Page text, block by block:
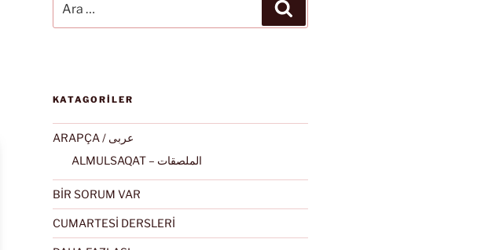
KATAGORİLER
ARAPÇA / عربى
ALMULSAQAT – الملصقات
BİR SORUM VAR
CUMARTESİ DERSLERİ